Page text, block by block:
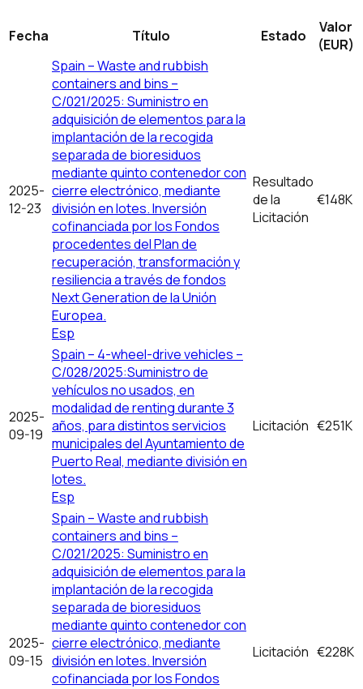
Fecha Título Estado
Valor
(EUR)
2025-
12-23
Spain – Waste and rubbish
containers and bins –
C/021/2025: Suministro en
adquisición de elementos para la
implantación de la recogida
separada de bioresiduos
mediante quinto contenedor con
cierre electrónico, mediante
división en lotes. Inversión
cofinanciada por los Fondos
procedentes del Plan de
recuperación, transformación y
resiliencia a través de fondos
Next Generation de la Unión
Europea.
Esp
Resultado
de la
Licitación
€148K
2025-
09-19
Spain – 4-wheel-drive vehicles –
C/028/2025:Suministro de
vehículos no usados, en
modalidad de renting durante 3
años, para distintos servicios
municipales del Ayuntamiento de
Puerto Real, mediante división en
lotes.
Esp
Licitación €251K
2025-
09-15
Spain – Waste and rubbish
containers and bins –
C/021/2025: Suministro en
adquisición de elementos para la
implantación de la recogida
separada de bioresiduos
mediante quinto contenedor con
cierre electrónico, mediante
división en lotes. Inversión
cofinanciada por los Fondos
Licitación €228K